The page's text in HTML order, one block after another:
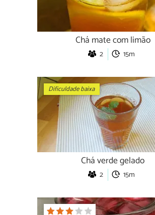
Chá mate com limão
2 15m
Dificuldade baixa
Chá verde gelado
2 15m